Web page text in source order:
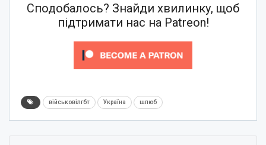
Сподобалось? Знайди хвилинку, щоб
підтримати нас на Patreon!
військовілгбт Україна шлюб